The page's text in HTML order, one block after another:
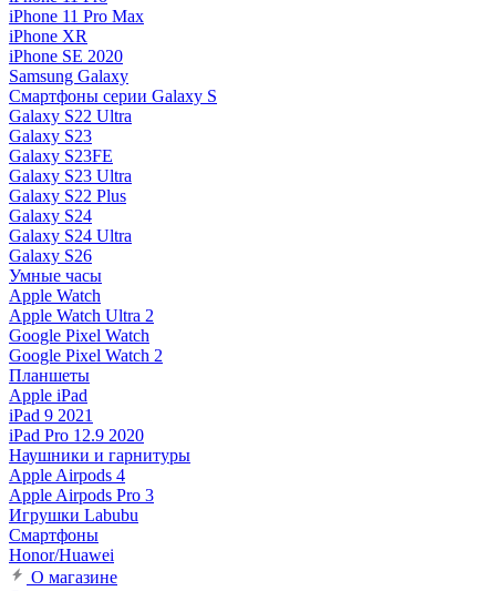
iPhone 11 Pro Max
iPhone XR
iPhone SE 2020
Samsung Galaxy
Смартфоны серии Galaxy S
Galaxy S22 Ultra
Galaxy S23
Galaxy S23FE
Galaxy S23 Ultra
Galaxy S22 Plus
Galaxy S24
Galaxy S24 Ultra
Galaxy S26
Умные часы
Apple Watch
Apple Watch Ultra 2
Google Pixel Watch
Google Pixel Watch 2
Планшеты
Apple iPad
iPad 9 2021
iPad Pro 12.9 2020
Наушники и гарнитуры
Apple Airpods 4
Apple Airpods Pro 3
Игрушки Labubu
Смартфоны
Honor/Huawei
О магазине